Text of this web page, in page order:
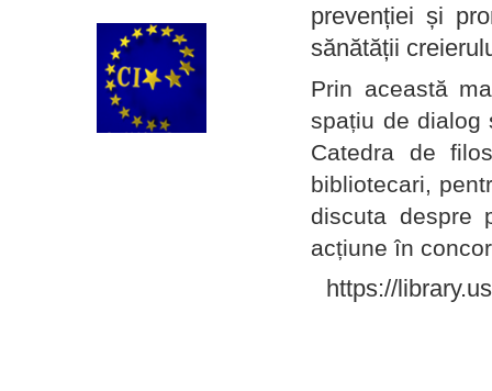
prevenției și
sănătății
Prin această
spațiu de dialog
Catedra de
bibliotecari,
discuta despre
acțiune în
https://